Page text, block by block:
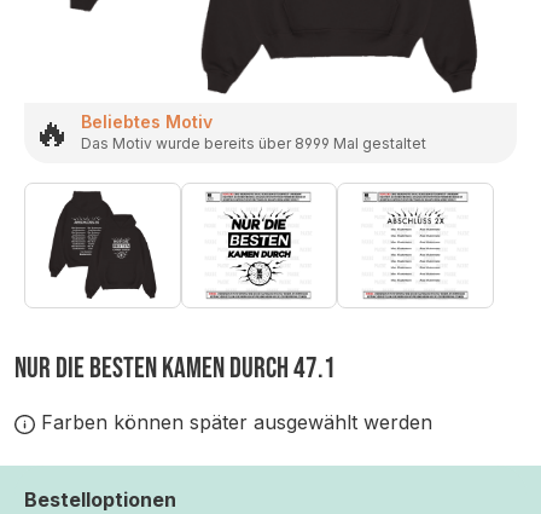
🔥 Beliebtes Motiv
Das Motiv wurde bereits über 8999 Mal gestaltet
NUR DIE BESTEN KAMEN DURCH 47.1
Farben können später ausgewählt werden
Bestelloptionen